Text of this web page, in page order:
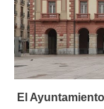
El